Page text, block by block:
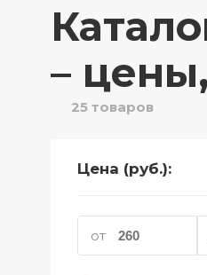
Личные вещи
ТВ и Видео
–
25 товаров
Цена (руб.):
от